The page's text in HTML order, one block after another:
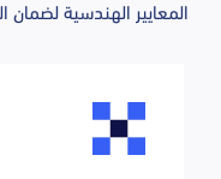
المعايير الهندسية